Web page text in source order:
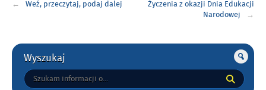
wpisu
Weź, przeczytaj, podaj dalej
Życzenia z okazji Dnia Edukacji
Narodowej
Gorne
Wyszukaj
Tutaj
wpisz